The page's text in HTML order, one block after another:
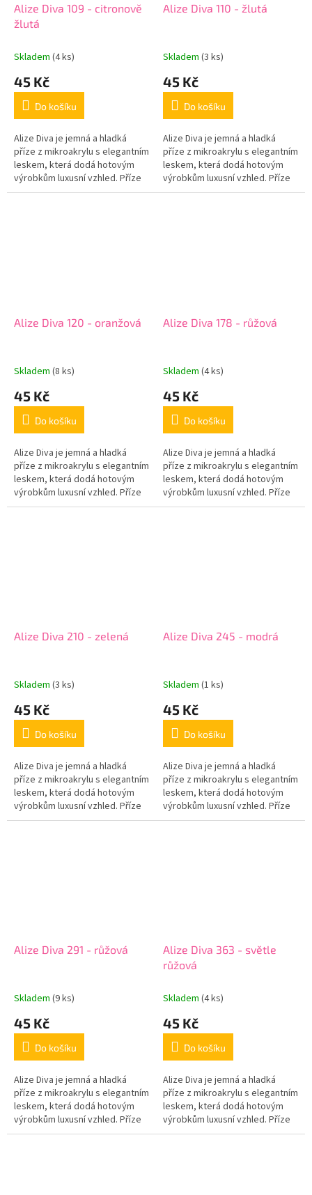
Alize Diva 109 - citronově
žlutá
Skladem (4 ks)
45 Kč
Do košíku
Alize Diva je jemná a hladká
příze z mikroakrylu s elegantním
leskem, která dodá hotovým
výrobkům luxusní vzhled. Příze
je příjemná na dotek, krásně
Alize Diva 110 - žlutá
Skladem (3 ks)
45 Kč
Do košíku
Alize Diva je jemná a hladká
příze z mikroakrylu s elegantním
leskem, která dodá hotovým
výrobkům luxusní vzhled. Příze
je příjemná na dotek, krásně
Alize Diva 120 - oranžová
Skladem (8 ks)
45 Kč
Do košíku
Alize Diva je jemná a hladká
příze z mikroakrylu s elegantním
leskem, která dodá hotovým
výrobkům luxusní vzhled. Příze
je příjemná na dotek, krásně
Alize Diva 178 - růžová
Skladem (4 ks)
45 Kč
Do košíku
Alize Diva je jemná a hladká
příze z mikroakrylu s elegantním
leskem, která dodá hotovým
výrobkům luxusní vzhled. Příze
je příjemná na dotek, krásně
Alize Diva 210 - zelená
Skladem (3 ks)
45 Kč
Do košíku
Alize Diva je jemná a hladká
příze z mikroakrylu s elegantním
leskem, která dodá hotovým
výrobkům luxusní vzhled. Příze
je příjemná na dotek, krásně
Alize Diva 245 - modrá
Skladem (1 ks)
45 Kč
Do košíku
Alize Diva je jemná a hladká
příze z mikroakrylu s elegantním
leskem, která dodá hotovým
výrobkům luxusní vzhled. Příze
je příjemná na dotek, krásně
Alize Diva 291 - růžová
Skladem (9 ks)
45 Kč
Do košíku
Alize Diva je jemná a hladká
příze z mikroakrylu s elegantním
leskem, která dodá hotovým
výrobkům luxusní vzhled. Příze
je příjemná na dotek, krásně
Alize Diva 363 - světle
růžová
Skladem (4 ks)
45 Kč
Do košíku
Alize Diva je jemná a hladká
příze z mikroakrylu s elegantním
leskem, která dodá hotovým
výrobkům luxusní vzhled. Příze
je příjemná na dotek, krásně